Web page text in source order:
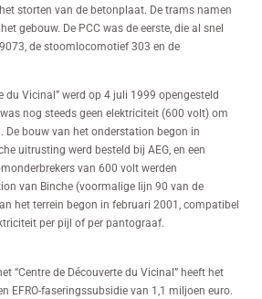
storten van de betonplaat. De trams namen
gebouw. De PCC was de eerste, die al snel
de stoomlocomotief 303 en de
du Vicinal” werd op 4 juli 1999 opengesteld
nog steeds geen elektriciteit (600 volt) om
De bouw van het onderstation begon in
uitrusting werd besteld bij AEG, en een
van 600 volt werden
van Binche (voormalige lijn 90 van de
het terrein begon in februari 2001, compatibel
per pijl of per pantograaf.
“Centre de Découverte du Vicinal” heeft het
EFRO-faseringssubsidie van 1,1 miljoen euro.